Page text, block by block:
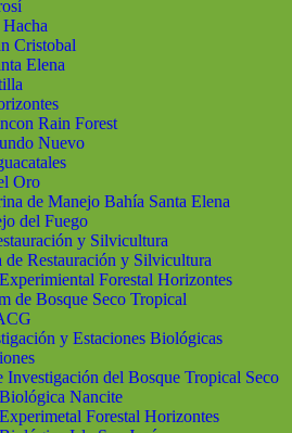
Cristobal
Elena
Rain Forest
Nuevo
Oro
de Manejo Bahía Santa Elena
del Fuego
y Silvicultura
de Restauración y Silvicultura
Forestal Horizontes
de Bosque Seco Tropical
y Estaciones Biológicas
Investigación del Bosque Tropical Seco
Nancite
Forestal Horizontes